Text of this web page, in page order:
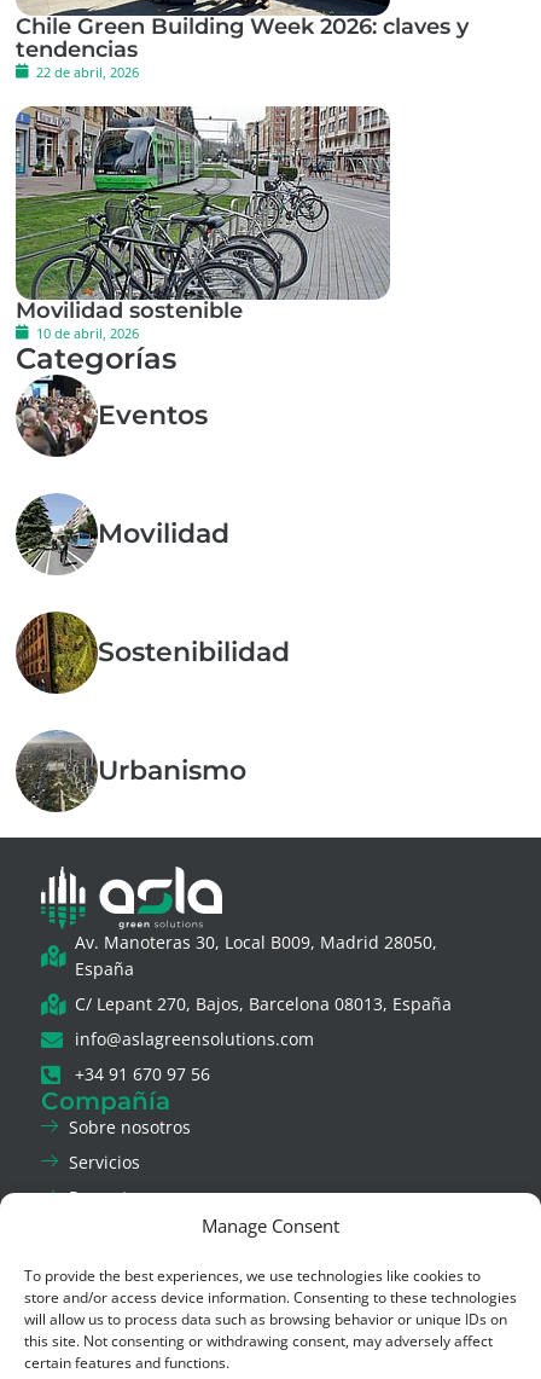
Manage Consent
To provide the best experiences, we use technologies like cookies to
store and/or access device information. Consenting to these technologies
will allow us to process data such as browsing behavior or unique IDs on
this site. Not consenting or withdrawing consent, may adversely affect
certain features and functions.
Chile Green Building Week 2026: claves y
tendencias
22 de abril, 2026
Movilidad sostenible
10 de abril, 2026
Categorías
Eventos
Movilidad
Sostenibilidad
Urbanismo
Av. Manoteras 30, Local B009, Madrid 28050,
España
C/ Lepant 270, Bajos, Barcelona 08013, España
info@aslagreensolutions.com
+34 91 670 97 56
Compañía
Sobre nosotros
Servicios
Proyectos
Contáctanos
Legal & Privacidad
Aviso Legal
Política de Privacidad